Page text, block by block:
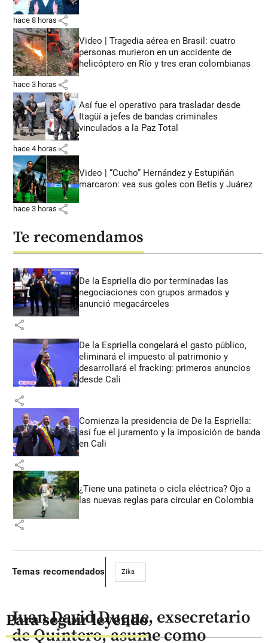
hace 8 horas share
Video | Tragedia aérea en Brasil: cuatro
personas murieron en un accidente de
helicóptero en Río y tres eran colombianas
hace 3 horas share
Así fue el operativo para trasladar desde
Itagüí a jefes de bandas criminales
vinculados a la Paz Total
hace 4 horas share
Video | “Cucho” Hernández y Estupiñán
marcaron: vea sus goles con Betis y Juárez
hace 3 horas share
Te recomendamos
De la Espriella dio por terminadas las
negociaciones con grupos armados y
anunció megacárceles
share
De la Espriella congelará el gasto público,
eliminará el impuesto al patrimonio y
desarrollará el fracking: primeros anuncios
desde Cali
share
Comienza la presidencia de De la Espriella:
así fue el juramento y la imposición de banda
en Cali
share
¿Tiene una patineta o cicla eléctrica? Ojo a
las nuevas reglas para circular en Colombia
share
Temas recomendados Zika
Para seguir leyendo
Juan David Duque, exsecretario
de Quintero, asume como